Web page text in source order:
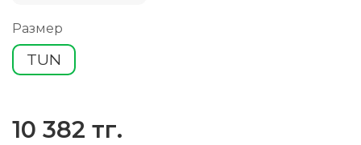
Размер
TUN
10 382 тг.